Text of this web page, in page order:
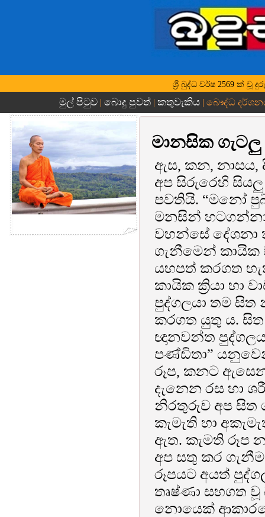
ශ්‍රී බුද්ධ වර්ෂ 2569 ක් වූ
මුල් පිටුව | බොදු පුවත්| කතුවැකිය| බෞද්ධ
මානසික ගැටලු
ඇස, කන, නාසය,
අප සිරුරෙහි
පවතියි. “මනෝ
මනසින්
වහන්සේ දේශනා
ගැනීමෙන් කායික
යහපත් කරගත
කායික ක්‍රියා හා
පුද්ගලයා තම සිත
කරගත යුතු ය.
ඥානවන්ත
පණ්ඩිතා”
රූප, කනට ඇසෙන
දැනෙන රස හා
නිරතුරුව අප සිත
කැමැති හා
ඇත. කැමති රූප
අප සතු කර
රූපයට අයත්
තෘෂ්ණා සහගත වූ
නොයෙක්